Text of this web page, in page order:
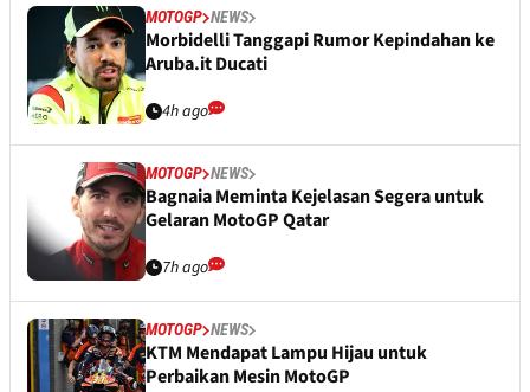
MOTOGP NEWS
Morbidelli Tanggapi Rumor Kepindahan ke
Aruba.it Ducati
4h ago
MOTOGP NEWS
Bagnaia Meminta Kejelasan Segera untuk
Gelaran MotoGP Qatar
7h ago
MOTOGP NEWS
KTM Mendapat Lampu Hijau untuk
Perbaikan Mesin MotoGP